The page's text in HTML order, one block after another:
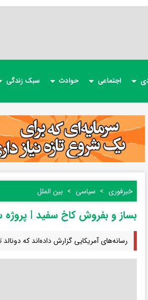
اجتماعی حوادث سبک زندگی
خبرفوری سیاسی بین الملل
بساز و بفروش کاخ سفید |
رسانه‌های آمریکایی گزارش داده‌اند که